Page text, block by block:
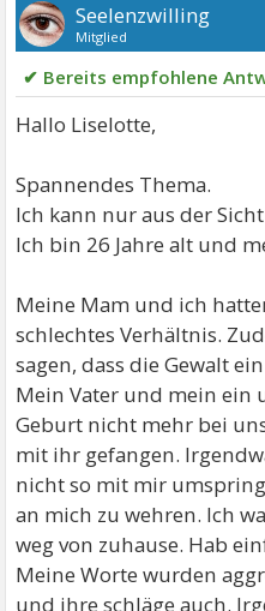
Seelenzwilling
Mitglied
✔ Bereits empfohlene
Hallo Liselotte,
Spannendes Thema.
Ich kann nur aus der
Ich bin 26 Jahre alt und
Meine Mam und ich
schlechtes Verhältnis.
sagen, dass die Gewalt
Mein Vater und mein ein
Geburt nicht mehr bei
mit ihr gefangen.
nicht so mit mir
an mich zu wehren. Ich
weg von zuhause. Hab
Meine Worte wurden
und ihre schläge auch.